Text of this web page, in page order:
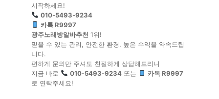
시작하세요!
010-5493-9234
카톡 R9997
광주노래방알바추천 1위!
믿을 수 있는 관리, 안전한 환경, 높은 수익을 약속드립
니다.
편하게 문의만 주셔도 친절하게 상담해드리니
지금 바로
010-5493-9234 또는
카톡 R9997
로 연락주세요!